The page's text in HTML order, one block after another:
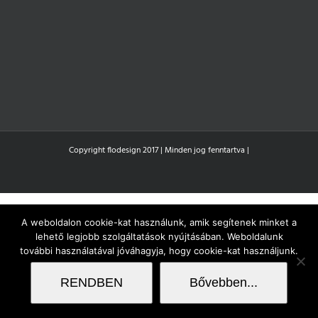
Copyright flodesign 2017 | Minden jog fenntartva |
A weboldalon cookie-kat használunk, amik segítenek minket a
lehető legjobb szolgáltatások nyújtásában. Weboldalunk
további használatával jóváhagyja, hogy cookie-kat használjunk.
RENDBEN Bővebben...